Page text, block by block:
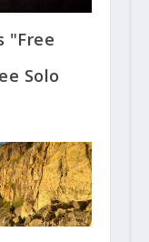
"Free
Solo